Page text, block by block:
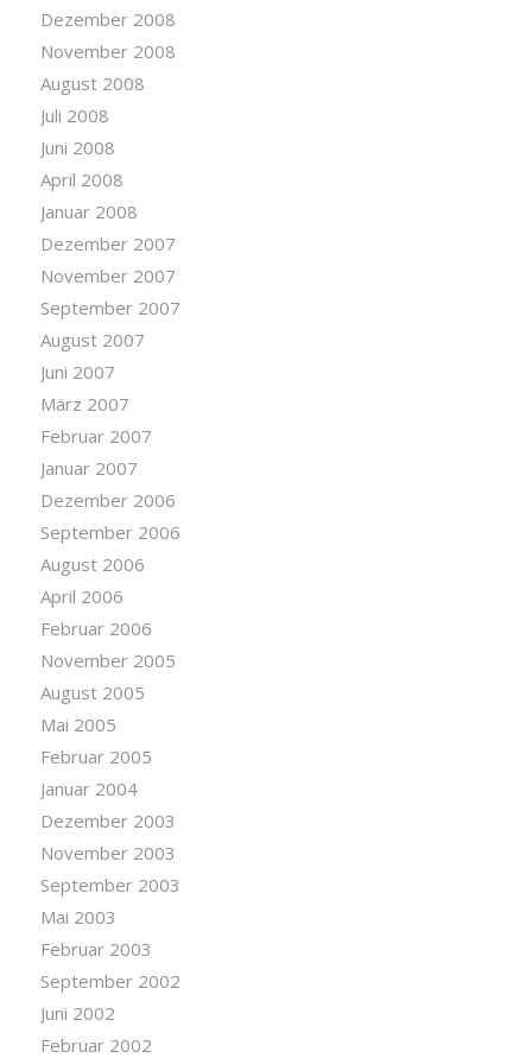
Dezember 2008
November 2008
August 2008
Juli 2008
Juni 2008
April 2008
Januar 2008
Dezember 2007
November 2007
September 2007
August 2007
Juni 2007
März 2007
Februar 2007
Januar 2007
Dezember 2006
September 2006
August 2006
April 2006
Februar 2006
November 2005
August 2005
Mai 2005
Februar 2005
Januar 2004
Dezember 2003
November 2003
September 2003
Mai 2003
Februar 2003
September 2002
Juni 2002
Februar 2002